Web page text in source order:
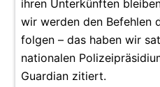
ihren Unterkünften
wir werden den Befehlen
folgen – das haben wir
nationalen
Guardian zitiert.